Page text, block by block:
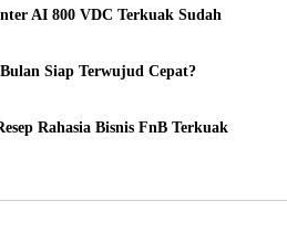
AI 800 VDC Terkuak Sudah
Siap Terwujud Cepat?
Rahasia Bisnis FnB Terkuak